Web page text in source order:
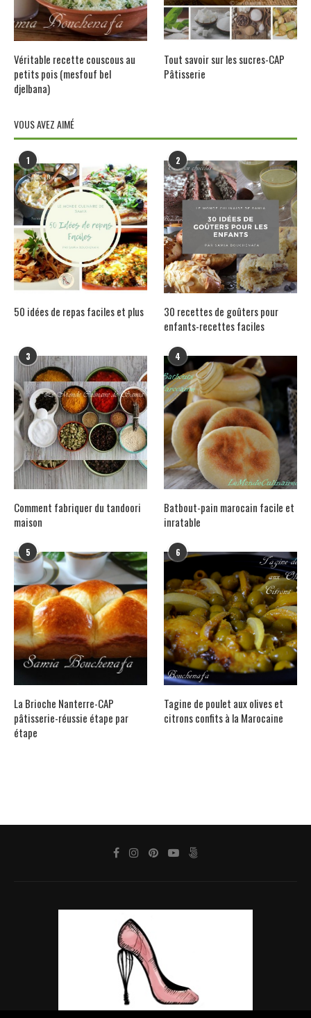
Véritable recette couscous au
petits pois (mesfouf bel
djelbana)
Tout savoir sur les sucres-CAP
Pâtisserie
VOUS AVEZ AIMÉ
1
50 idées de repas faciles et plus
2
30 recettes de goûters pour
enfants-recettes faciles
3
Comment fabriquer du tandoori
maison
4
Batbout-pain marocain facile et
inratable
5
La Brioche Nanterre-CAP
pâtisserie-réussie étape par
étape
6
Tagine de poulet aux olives et
citrons confits à la Marocaine